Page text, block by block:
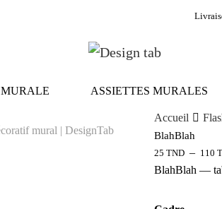
ASSIETTES MURALES
Accueil
BlahBlah
25TND – 110
BlahBlah —